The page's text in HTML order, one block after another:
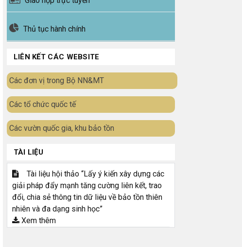
Thủ tục hành chính
LIÊN KẾT CÁC WEBSITE
Các đơn vị trong Bộ NN&MT
Các tổ chức quốc tế
Các vườn quốc gia, khu bảo tồn
TÀI LIỆU
Tài liệu hội thảo “Lấy ý kiến xây dựng các
giải pháp đẩy mạnh tăng cường liên kết, trao
đổi, chia sẻ thông tin dữ liệu về bảo tồn thiên
nhiên và đa dạng sinh học”
Xem thêm